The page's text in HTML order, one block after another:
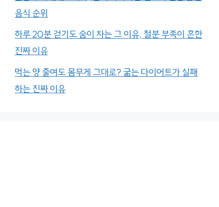
음식 순위
하루 20분 걷기도 숨이 차는 그 이유, 철분 부족이 흔한
진짜 이유
먹는 양 줄여도 몸무게 그대로? 굶는 다이어트가 실패
하는 진짜 이유